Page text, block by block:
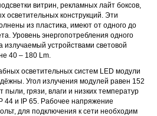
витрин, рекламных лайт боксов,
осветительных конструкций. Эти
из пластика, имеют от одного до
Уровень энергопотребления одного
устройствами световой
40 – 180 Lm.
осветительных систем LED модули
Угол излучения модулей равен 152
пыли, грязи, влаги и низких температур
44 и IP 65. Рабочее напряжение
для подключения к сети необходим